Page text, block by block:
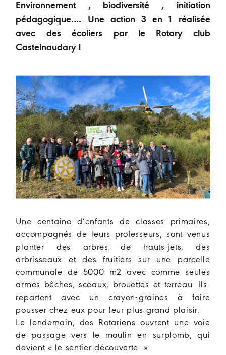
Environnement , biodiversité , initiation
pédagogique…. Une action 3 en 1 réalisée
avec des écoliers par le Rotary club
Castelnaudary !
Une centaine d’enfants de classes primaires,
accompagnés de leurs professeurs, sont venus
planter des arbres de hauts-jets, des
arbrisseaux et des fruitiers sur une parcelle
communale de 5000 m2 avec comme seules
armes bêches, sceaux, brouettes et terreau. Ils
repartent avec un crayon-graines à faire
pousser chez eux pour leur plus grand plaisir.
Le lendemain, des Rotariens ouvrent une voie
de passage vers le moulin en surplomb, qui
devient « le sentier découverte. »